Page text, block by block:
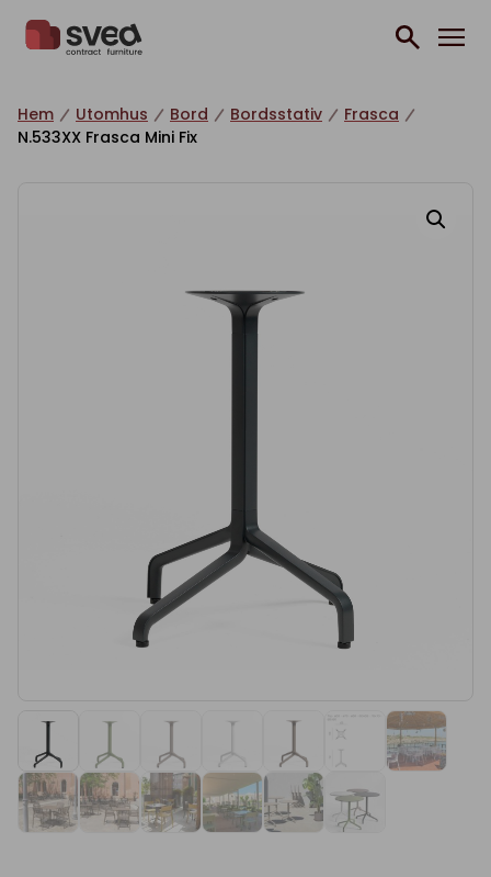
Hem Utomhus Bord Bordsstativ
Frasca
N.533XX Frasca Mini Fix